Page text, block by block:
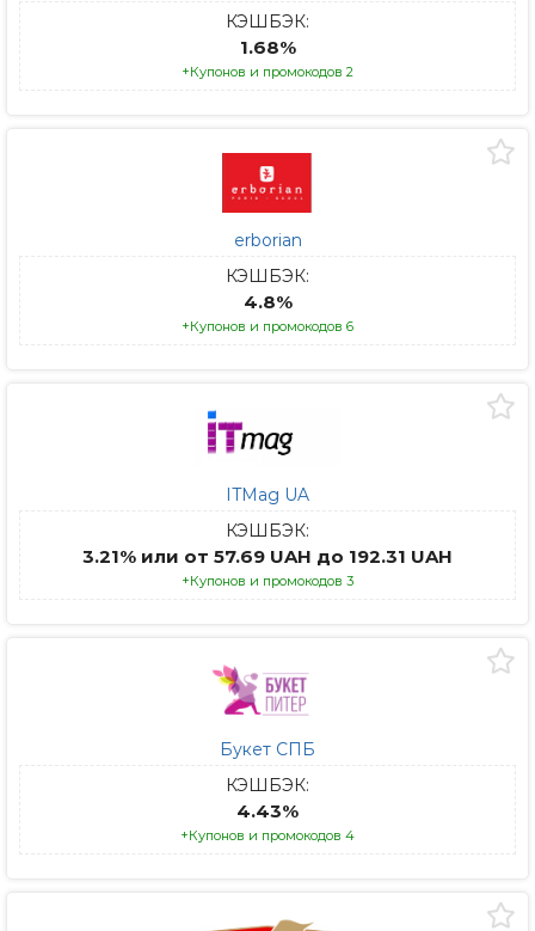
КЭШБЭК:
1.68%
+Купонов и промокодов 2
erborian
КЭШБЭК:
4.8%
+Купонов и промокодов 6
ITMag UA
КЭШБЭК:
3.21% или от 57.69 UAH до 192.31 UAH
+Купонов и промокодов 3
Букет СПБ
КЭШБЭК:
4.43%
+Купонов и промокодов 4